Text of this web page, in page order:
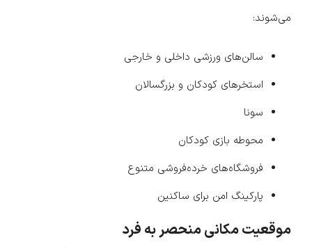
می‌شوند:
سالن‌های ورزشی داخلی و خارجی
استخرهای کودکان و بزرگسالان
سونا
محوطه بازی کودکان
فروشگاه‌های خرده‌فروشی متنوع
پارکینگ امن برای ساکنین
موقعیت مکانی منحصر به فرد